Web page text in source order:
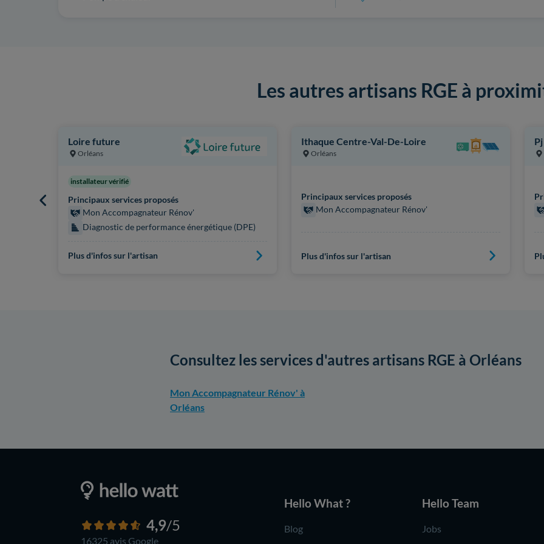
Les autres artisans RGE à
Loire future
Orléans
installateur vérifié
Principaux services proposés
Mon Accompagnateur Rénov'
Diagnostic de performance énergétique (DPE)
Plus d'infos sur l'artisan
Ithaque Centre-Val-De-Loire
Orléans
Principaux services proposés
Mon Accompagnateur Rénov'
Plus d'infos sur l'artisan
Consultez les services d'autres artisans RGE à Orléans
Mon Accompagnateur Rénov' à
Orléans
4,9/5
16325 avis Google
Hello What ?
Blog
Hello Team
Jobs